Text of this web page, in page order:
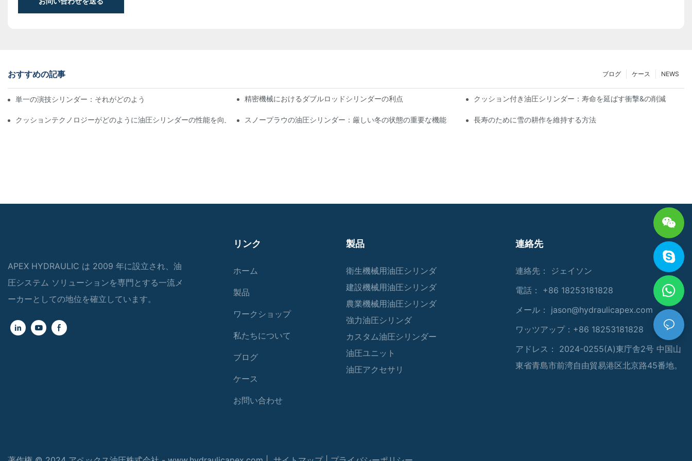
おすすめの記事 NEWS
ケース
ブログ
単一の演技シリンダー：それがどのように機能するか&一般的なアプリケーション精密機械におけるダブルロッドシリンダーの利点 クッション付き油圧シリンダー：寿命を延ばす衝撃&の削減
クッションテクノロジーがどのように油圧シリンダーの性能を向上させるかスノープラウの油圧シリンダー：厳しい冬の状態の重要な機能 長寿のために雪の耕作を維持する方法
APEX HYDRAULIC は 2009 年に設立され、油
圧システム ソリューションを専門とする一流メ
ーカーとしての地位を確立しています。
リンク
ホーム
製品
ワークショップ
私たちについて
ブログ
ケース
お問い合わせ
製品
衛生機械用油圧シリンダ
建設機械用油圧シリンダ
農業機械用油圧シリンダ
強力油圧シリンダ
カスタム油圧シリンダー
油圧ユニット
油圧アクセサリ
連絡先
連絡先： ジェイソン
電話： +86 18253181828
メール： jason@hydraulicapex.com
ワッツアップ：+86 18253181828
アドレス： 2024-0255(A)東庁舎2号 中国山
東省青島市前湾自由貿易港区北京路45番地。